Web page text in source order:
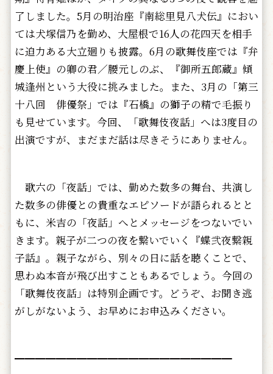
了しました。5月の明治座『南総里見八犬伝』におい
ては犬塚信乃を勤め、大屋根で16人の花四天を相手
に迫力ある大立廻りも披露。6月の歌舞伎座では『弁
慶上使』の卿の君／腰元しのぶ、『御所五郎蔵』傾
城逢州という大役に挑みました。また、3月の「第三
十八回 俳優祭」では『石橋』の獅子の精で毛振り
も見せています。今回、「歌舞伎夜話」へは3度目の
出演ですが、まだまだ話は尽きそうにありません。
歌六の「夜話」では、勤めた数多の舞台、共演し
た数多の俳優との貴重なエピソードが語られるとと
もに、米吉の「夜話」へとメッセージをつないでい
きます。親子が二つの夜を繋いでいく『蝶弐夜繋親
子話』。親子ながら、別々の日に話を聴くことで、
思わぬ本音が飛び出すこともあるでしょう。今回の
「歌舞伎夜話」は特別企画です。どうぞ、お聞き逃
がしがないよう、お早めにお申込みください。
━━━━━━━━━━━━━━━━━━━━━